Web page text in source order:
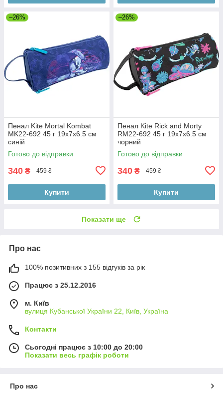
–26%
Пенал Kite Mortal Kombat
MK22-692 45 г 19х7х6.5 см
синій
Готово до відправки
340 ₴ 459 ₴
Купити
–26%
Пенал Kite Rick and Morty
RM22-692 45 г 19х7х6.5 см
чорний
Готово до відправки
340 ₴ 459 ₴
Купити
Показати ще
Про нас
100% позитивних з 155 відгуків за рік
Працює з 25.12.2016
м. Київ
вулиця Кубанської України 22, Київ, Україна
Контакти
Сьогодні працює з 10:00 до 20:00
Показати весь графік роботи
Про нас